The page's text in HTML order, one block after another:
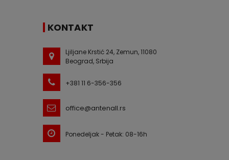
KONTAKT
Ljiljane Krstić 24, Zemun, 11080
Beograd, Srbija
+381 11 6-356-356
office@antenall.rs
Ponedeljak - Petak: 08-16h